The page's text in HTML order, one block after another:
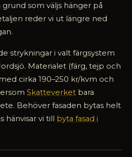
som väljs hänger på
reder vi ut längre ned
strykningar i valt färgsystem
Materialet (färg, tejp och
cirka 190–250 kr/kvm och
Skatteverket bara
Behöver fasaden bytas helt
hänvisar vi till byta fasad i
Helsingborg – dra reglaget för